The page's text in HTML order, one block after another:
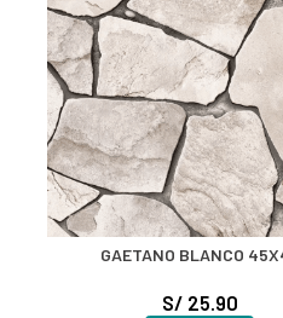
GAETANO BLANCO
S/ 25.90